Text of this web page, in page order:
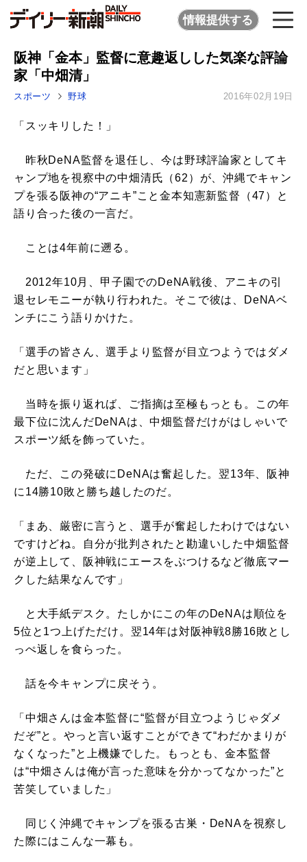
情報提供する
阪神「金本」監督に意趣返しした気楽な評論
家「中畑清」
スポーツ 野球 2016年02月19日
「スッキリした！」
昨秋DeNA監督を退任し、今は野球評論家としてキ
ャンプ地を視察中の中畑清氏（62）が、沖縄でキャン
プを張る阪神の“アニキ”こと金本知憲新監督（47）と
語り合った後の一言だ。
ことは4年前に遡る。
2012年10月、甲子園でのDeNA戦後、アニキの引
退セレモニーが執り行われた。そこで彼は、DeNAベ
ンチにこう語りかけた。
「選手の皆さん、選手より監督が目立つようではダメ
だと思います」
当時を振り返れば、ご指摘は至極もっとも。この年
最下位に沈んだDeNAは、中畑監督だけがはしゃいで
スポーツ紙を飾っていた。
ただ、この発破にDeNAは奮起した。翌13年、阪神
に14勝10敗と勝ち越したのだ。
「まあ、厳密に言うと、選手が奮起したわけではない
ですけどね。自分が批判されたと勘違いした中畑監督
が逆上して、阪神戦にエースをぶつけるなど徹底マー
クした結果なんです」
と大手紙デスク。たしかにこの年のDeNAは順位を
5位と1つ上げただけ。翌14年は対阪神戦8勝16敗とし
っぺ返しを食らった。
話を今キャンプに戻そう。
「中畑さんは金本監督に“監督が目立つようじゃダメ
だぞ”と。やっと言い返すことができて“わだかまりが
なくなった”と上機嫌でした。もっとも、金本監督
は“中畑さんは俺が言った意味を分かってなかった”と
苦笑していました」
同じく沖縄でキャンプを張る古巣・DeNAを視察し
た際にはこんな一幕も。